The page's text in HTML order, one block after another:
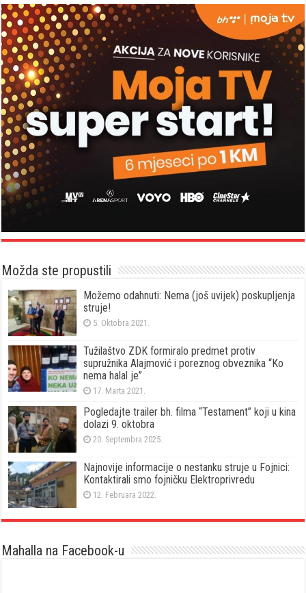
Možda ste propustili
Možemo odahnuti: Nema (još uvijek) poskupljenja
struje!
5. Oktobra 2021.
Tužilaštvo ZDK formiralo predmet protiv
supružnika Alajmović i poreznog obveznika “Ko
nema halal je”
17. Marta 2021.
Pogledajte trailer bh. filma “Testament” koji u kina
dolazi 9. oktobra
20. Septembra 2025.
Najnovije informacije o nestanku struje u Fojnici:
Kontaktirali smo fojničku Elektroprivredu
12. Februara 2022.
Mahalla na Facebook-u